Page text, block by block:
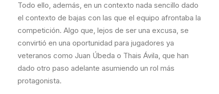
Todo ello, además, en un contexto nada sencillo dado
el contexto de bajas con las que el equipo afrontaba la
competición. Algo que, lejos de ser una excusa, se
convirtió en una oportunidad para jugadores ya
veteranos como Juan Úbeda o Thais Ávila, que han
dado otro paso adelante asumiendo un rol más
protagonista.